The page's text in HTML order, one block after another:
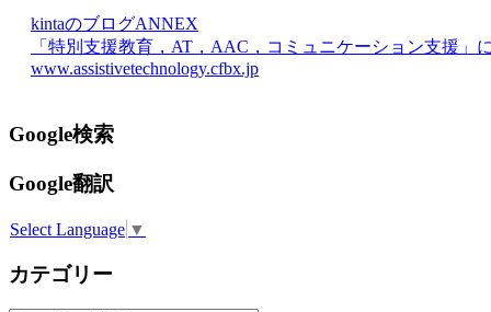
kintaのブログANNEX
「特別支援教育，AT，AAC，コミュニケーション支援」
www.assistivetechnology.cfbx.jp
Google検索
Google翻訳
Select Language ▼
カテゴリー